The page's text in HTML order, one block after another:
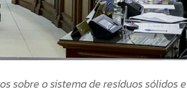
sobre o sistema de resíduos sólidos e